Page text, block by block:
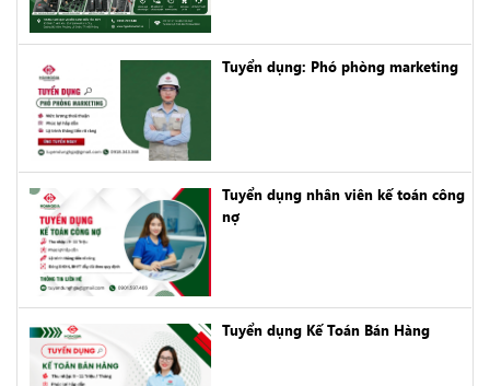
Tuyển dụng: Phó phòng marketing
Tuyển dụng nhân viên kế toán công
nợ
Tuyển dụng Kế Toán Bán Hàng